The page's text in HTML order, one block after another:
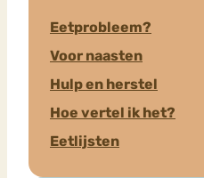
Eetprobleem?
Voor naasten
Hulp en herstel
Hoe vertel ik het?
Eetlijsten